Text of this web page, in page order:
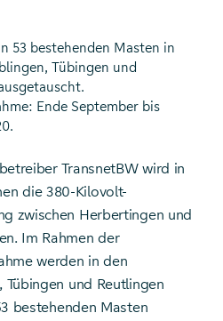
53 bestehenden Masten in
Tübingen und
Ende September bis
TransnetBW wird in
die 380-Kilovolt-
zwischen Herbertingen und
Im Rahmen der
werden in den
Tübingen und Reutlingen
bestehenden Masten